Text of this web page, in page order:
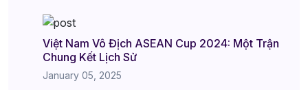
Việt Nam Vô Địch ASEAN Cup 2024: Một Trận
Chung Kết Lịch Sử
January 05, 2025